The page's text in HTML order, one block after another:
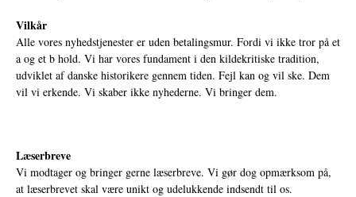
Vilkår
Alle vores nyhedstjenester er uden betalingsmur. Fordi vi ikke tror på et
a og et b hold. Vi har vores fundament i den kildekritiske tradition,
udviklet af danske historikere gennem tiden. Fejl kan og vil ske. Dem
vil vi erkende. Vi skaber ikke nyhederne. Vi bringer dem.
Læserbreve
Vi modtager og bringer gerne læserbreve. Vi gør dog opmærksom på,
at læserbrevet skal være unikt og udelukkende indsendt til os.